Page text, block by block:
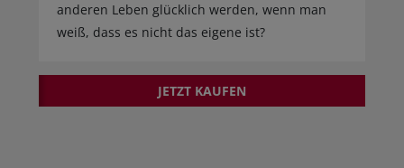
anderen Leben glücklich werden, wenn man
weiß, dass es nicht das eigene ist?
JETZT KAUFEN